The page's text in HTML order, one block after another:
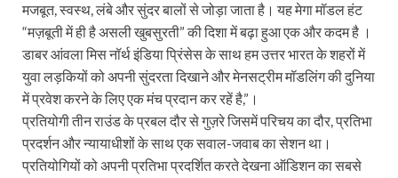
मजबूत, स्वस्थ, लंबे और सुंदर बालों से जोड़ा जाता है। यह मेगा मॉडल हंट
“मज़बूती में ही है असली खुबसुरती” की दिशा में बढ़ा हुआ एक और कदम है ।
डाबर आंवला मिस नॉर्थ इंडिया प्रिंसेस के साथ हम उत्तर भारत के शहरों में
युवा लड़कियों को अपनी सुंदरता दिखाने और मेनसट्रीम मॉडलिंग की दुनिया
में प्रवेश करने के लिए एक मंच प्रदान कर रहें है,”।
प्रतियोगी तीन राउंड के प्रबल दौर से गुज़रे जिसमें परिचय का दौर, प्रतिभा
प्रदर्शन और न्यायाधीशों के साथ एक सवाल-जवाब का सेशन था।
प्रतियोगियों को अपनी प्रतिभा प्रदर्शित करते देखना ऑडिशन का सबसे